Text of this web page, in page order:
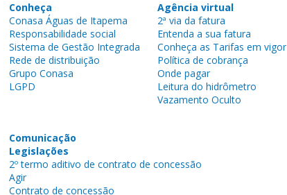
Conheça
Conasa Águas de Itapema
Responsabilidade social
Sistema de Gestão Integrada
Rede de distribuição
Grupo Conasa
LGPD
Agência virtual
2ª via da fatura
Entenda a sua fatura
Conheça as Tarifas em vigor
Política de cobrança
Onde pagar
Leitura do hidrômetro
Vazamento Oculto
Comunicação
Legislações
2º termo aditivo de contrato de concessão
Agir
Contrato de concessão